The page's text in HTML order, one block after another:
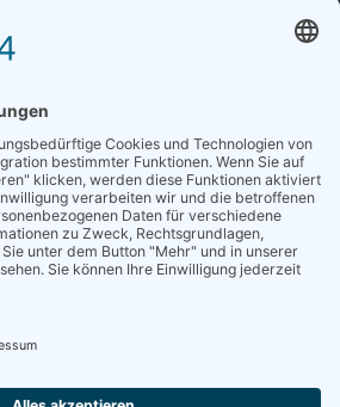
und die DGG – regelmäßig in Ihrem